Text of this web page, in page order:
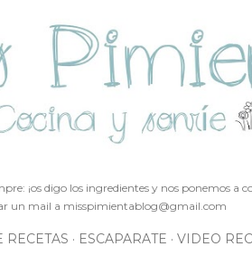
¡os digo los ingredientes y nos ponemos a
un mail a misspimientablog@gmail.com
RECETAS ESCAPARATE VIDEO